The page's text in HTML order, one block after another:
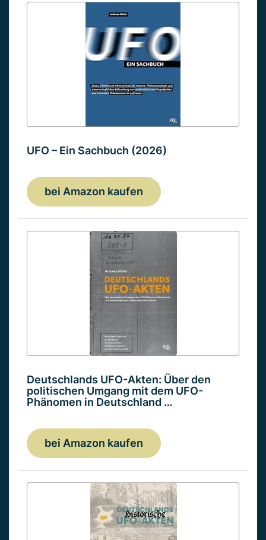
UFO – Ein Sachbuch (2026)
bei Amazon kaufen
Deutschlands UFO-Akten: Über den
politischen Umgang mit dem UFO-
Phänomen in Deutschland …
bei Amazon kaufen